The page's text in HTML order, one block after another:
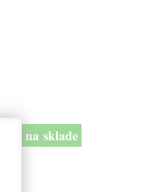
na sklade